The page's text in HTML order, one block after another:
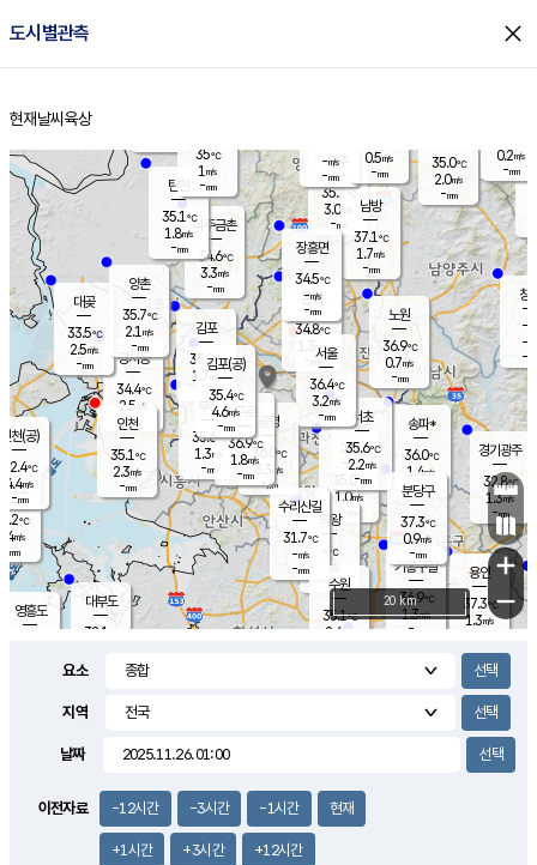
도시별관측 close
홈
현재날씨 육상
의도
℃
m/s
mm
영흥도
양주
35.7℃
3.0
-mm
과천
35.0℃
1.0m/s
- mm
용인
37.3℃
1.3m/s
경기광주
32.8℃
1.3m/s
-mm
2.6m/s
대부도
32.1
경서동
34.4℃
2.5 m/s
-mm
파주금촌
34.6℃
3.3m/s
-mm
35.0℃
2.0m/s
-mm
대곶
33.5℃
2.5m/s
-mm
창
-
-m/
-
탄현
35.1℃
1.8m/s
-mm
0.2m/s
-mm
의왕
- ℃
m/s
mm
김포
35.2℃
1.7 m/s
mm
광명
36.0
℃
3.3 m/s
-mm
부천
35.6℃
1.3m/s
-mm
양촌
35.7℃
2.1 m/s
-mm
구로
36.9℃
1.8m/s
-mm
은평
34.8℃
1.3 m/s
- mm
노원
36.9℃
0.7m/s
-mm
송파*
36.0℃
1.4m/s
-mm
서초
35.6℃
2.2m/s
-mm
남방
37.1℃
1.7m/s
-mm
기흥구갈
36.9℃
1.3m/s
-
수리산길
31.7℃
-m/s
-mm
분당구
37.3℃
0.9m/s
-mm
장흥면
34.5℃
-m/s
-mm
-m/s
-mm
인천(공)
32.4℃
4.4m/s
-mm
김포(공)
35.4℃
4.6m/s
-mm
수원
35.1℃
2.6 m/s
인천
35.1℃
2.3m/s
-mm
서울
36.4℃
3.2m/s
-mm
35℃
1 m/s
-mm
0.5m/s
-mm
+
−
20 km
요소
지역
날짜
이전자료 -12시간 -3시간 -1시간 현재
+1시간 +3시간 +12시간